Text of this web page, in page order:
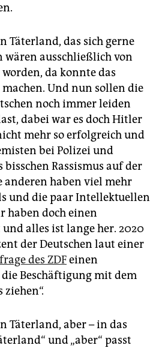
Täterland, das sich gerne
wären ausschließlich von
da konnte das
Und nun sollen die
noch immer leiden
dabei war es doch Hitler
mehr so erfolgreich und
bei Polizei und
bisschen Rassismus auf der
haben viel mehr
und die paar Intellektuellen
haben doch einen
alles ist lange her. 2020
der Deutschen laut einer
des ZDFeinen
Beschäftigung mit dem
Täterland, aber – in das
und „aber“ passt